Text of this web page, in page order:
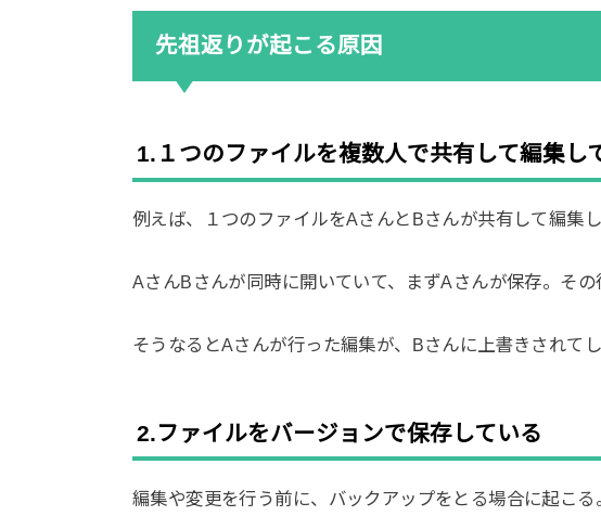
先祖返りが起こる原因
1.１つのファイルを複数人で共有して編集し
例えば、１つのファイルをAさんとBさんが共有して編集し
AさんBさんが同時に開いていて、まずAさんが保存。その
そうなるとAさんが行った編集が、Bさんに上書きされてし
2.ファイルをバージョンで保存している
編集や変更を行う前に、バックアップをとる場合に起こる